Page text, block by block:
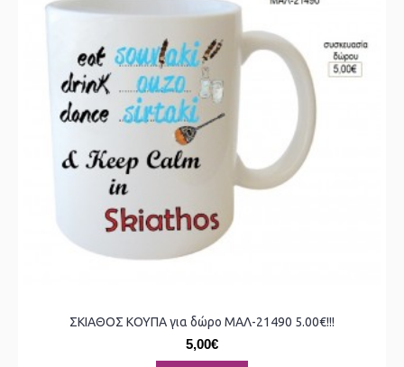
ΣΚΙΑΘΟΣ ΚΟΥΠΑ για δώρο ΜΑΛ-21490 5.00€!!!
5,00€